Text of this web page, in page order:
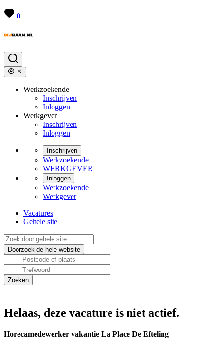
0
Werkzoekende
Inschrijven
Inloggen
Werkgever
Inschrijven
Inloggen
Inschrijven
Werkzoekende
WERKGEVER
Inloggen
Werkzoekende
Werkgever
Vacatures
Gehele site
Helaas, deze vacature is niet actief.
Horecamedewerker vakantie La Place De Efteling